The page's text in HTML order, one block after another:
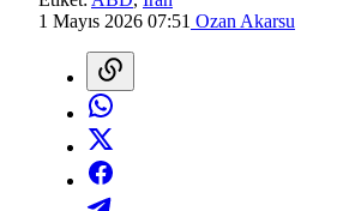
1 Mayıs 2026 07:51 Ozan Akarsu